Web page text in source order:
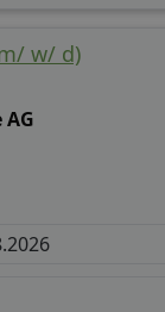
w/ d)